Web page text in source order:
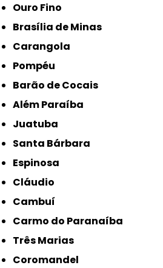
Ouro Fino
Brasília de Minas
Carangola
Pompéu
Barão de Cocais
Além Paraíba
Juatuba
Santa Bárbara
Espinosa
Cláudio
Cambuí
Carmo do Paranaíba
Três Marias
Coromandel